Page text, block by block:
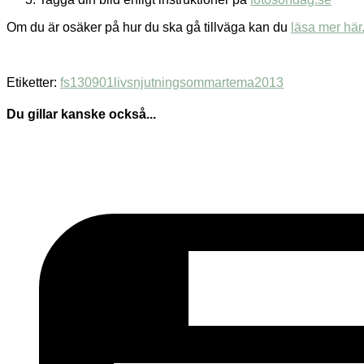
Om du är osäker på hur du ska gå tillväga kan du läsa mer här.
Etiketter: fs130901 livsnjutningsommartema2013
Du gillar kanske också...